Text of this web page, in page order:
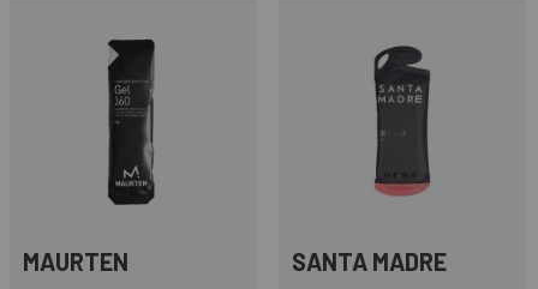
MAURTEN SANTA MADRE